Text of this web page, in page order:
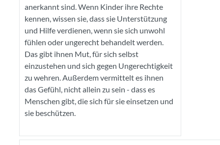
anerkannt sind. Wenn Kinder ihre Rechte
kennen, wissen sie, dass sie Unterstützung
und Hilfe verdienen, wenn sie sich unwohl
fühlen oder ungerecht behandelt werden.
Das gibt ihnen Mut, für sich selbst
einzustehen und sich gegen Ungerechtigkeit
zu wehren. Außerdem vermittelt es ihnen
das Gefühl, nicht allein zu sein - dass es
Menschen gibt, die sich für sie einsetzen und
sie beschützen.